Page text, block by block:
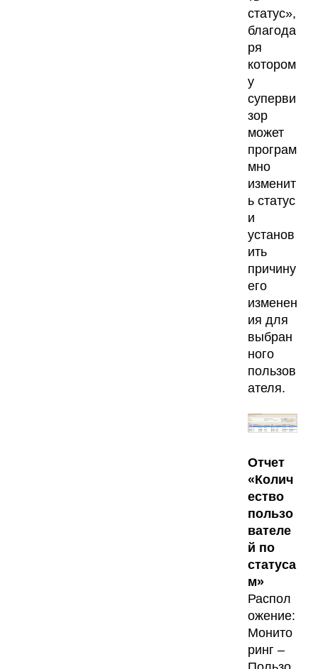
статус»,
благода
ря
котором
у
суперви
зор
может
програм
мно
изменит
ь статус
и
установ
ить
причину
его
изменен
ия для
выбран
ного
пользов
ателя.
Отчет
«Колич
ество
пользо
вателе
й по
статуса
м»
Распол
ожение:
Монито
ринг –